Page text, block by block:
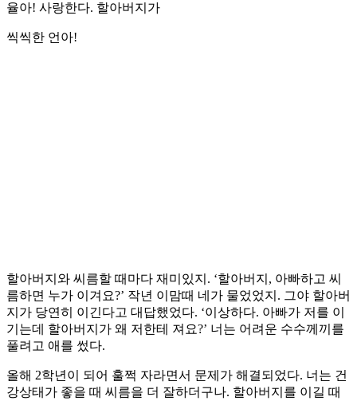
율아! 사랑한다. 할아버지가
씩씩한 언아!
할아버지와 씨름할 때마다 재미있지. ‘할아버지, 아빠하고 씨
름하면 누가 이겨요?’ 작년 이맘때 네가 물었었지. 그야 할아버
지가 당연히 이긴다고 대답했었다. ‘이상하다. 아빠가 저를 이
기는데 할아버지가 왜 저한테 져요?’ 너는 어려운 수수께끼를
풀려고 애를 썼다.
올해 2학년이 되어 훌쩍 자라면서 문제가 해결되었다. 너는 건
강상태가 좋을 때 씨름을 더 잘하더구나. 할아버지를 이길 때